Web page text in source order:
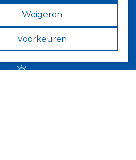
Over ons
Tips
Weigeren
Voorkeuren